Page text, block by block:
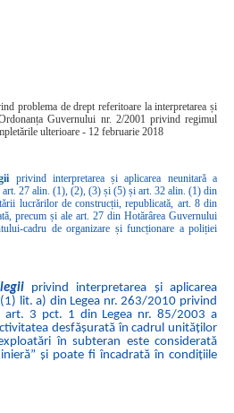
problema de drept referitoare la interpretarea și
Guvernului nr. 2/2001 privind regimul
ulterioare - 12 februarie 2018
privind interpretarea și aplicarea neunitară a
27 alin. (1), (2), (3) și (5) și art. 32 alin. (1) din
lucrărilor de construcții, republicată, art. 8 din
precum și ale art. 27 din Hotărârea Guvernului
cadru de organizare și funcționare a poliției
privind interpretarea și aplicarea
lit. a) din Legea nr. 263/2010 privind
art. 3 pct. 1 din Legea nr. 85/2003 a
desfășurată în cadrul unităților
în subteran este considerată
și poate fi încadrată în condițiile